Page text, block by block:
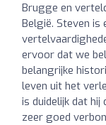
Brugge en
België. Steven is
ervoor dat we
belangrijke
leven uit het
is duidelijk dat hij
zeer goed